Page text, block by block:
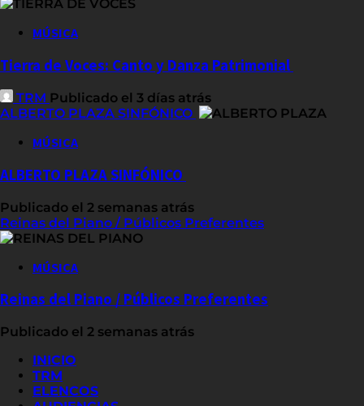
MÚSICA
Tierra de Voces: Canto y Danza Patrimonial
TRM Publicado el 3 días atrás
ALBERTO PLAZA SINFÓNICO
MÚSICA
ALBERTO PLAZA SINFÓNICO
Publicado el 2 semanas atrás
Reinas del Piano / Públicos Preferentes
MÚSICA
Reinas del Piano / Públicos Preferentes
Publicado el 2 semanas atrás
INICIO
TRM
ELENCOS